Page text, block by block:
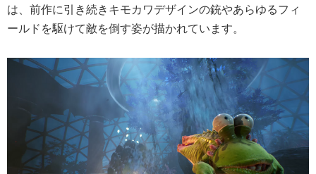
は、前作に引き続きキモカワデザインの銃やあらゆるフィ
ールドを駆けて敵を倒す姿が描かれています。